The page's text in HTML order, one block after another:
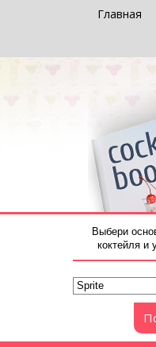
Главная
Выбери
коктейля и